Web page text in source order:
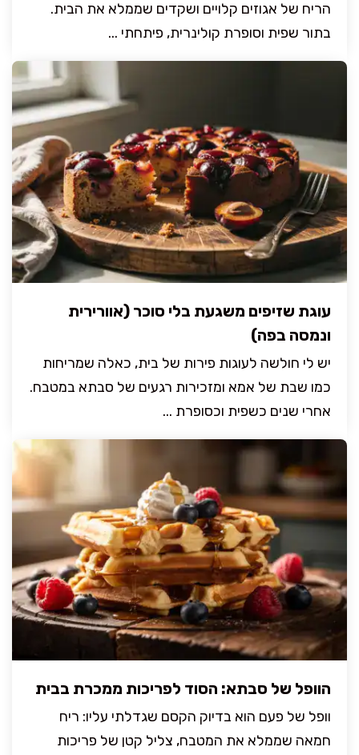
הריח של אגוזים קלויים ושקדים שממלא את הבית.
בתור שפית וסופרת קולינרית, פיתחתי ...
עוגת שזיפים משגעת בלי סוכר (אוורירית
ונמסה בפה)
יש לי חולשה לעוגות פירות של בית, כאלה שמריחות
כמו שבת של אמא ומזכירות רגעים של סבתא במטבח.
אחרי שנים כשפית וכסופרת ...
הוופל של סבתא: הסוד לפריכות ממכרת בבית
וופל של פעם הוא בדיוק הקסם שגדלתי עליו: ריח
חמאה שממלא את המטבח, צליל קטן של פריכות